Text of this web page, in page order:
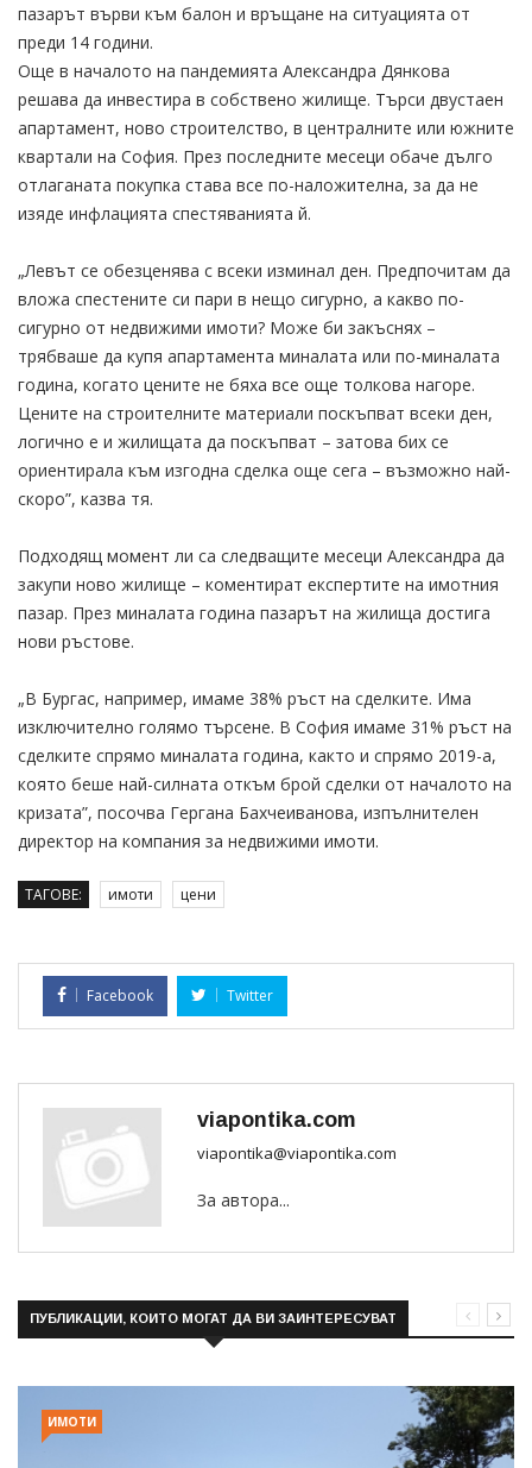
пазарът върви към балон и връщане на ситуацията от
преди 14 години.
Още в началото на пандемията Александра Дянкова
решава да инвестира в собствено жилище. Търси двустаен
апартамент, ново строителство, в централните или южните
квартали на София. През последните месеци обаче дълго
отлаганата покупка става все по-наложителна, за да не
изяде инфлацията спестяванията й.
„Левът се обезценява с всеки изминал ден. Предпочитам да
вложа спестените си пари в нещо сигурно, а какво по-
сигурно от недвижими имоти? Може би закъснях –
трябваше да купя апартамента миналата или по-миналата
година, когато цените не бяха все още толкова нагоре.
Цените на строителните материали поскъпват всеки ден,
логично е и жилищата да поскъпват – затова бих се
ориентирала към изгодна сделка още сега – възможно най-
скоро”, казва тя.
Подходящ момент ли са следващите месеци Александра да
закупи ново жилище – коментират експертите на имотния
пазар. През миналата година пазарът на жилища достига
нови ръстове.
„В Бургас, например, имаме 38% ръст на сделките. Има
изключително голямо търсене. В София имаме 31% ръст на
сделките спрямо миналата година, както и спрямо 2019-а,
която беше най-силната откъм брой сделки от началото на
кризата”, посочва Гepгaнa Бaxчeивaнoвa, изпълнителен
директор на компания за недвижими имоти.
ТАГОВЕ: имоти цени
Facebook Twitter
viapontika.com
viapontika@viapontika.com
За автора...
ПУБЛИКАЦИИ, КОИТО МОГАТ ДА ВИ ЗАИНТЕРЕСУВАТ
ИМОТИ